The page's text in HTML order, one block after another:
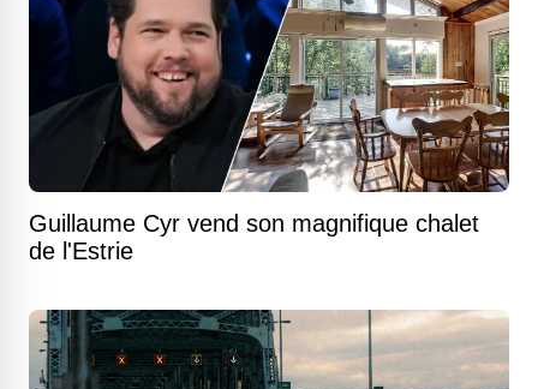
Guillaume Cyr vend son magnifique chalet
de l'Estrie